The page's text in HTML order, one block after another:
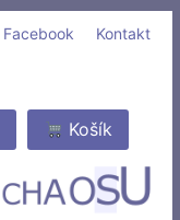
Kontakt
Facebook
Košík